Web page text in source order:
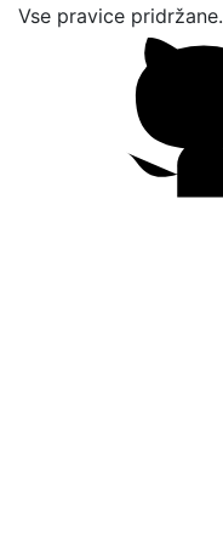
Vse pravice pridržane.